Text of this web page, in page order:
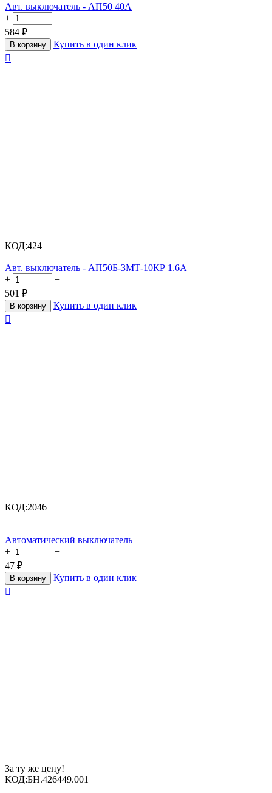
Авт. выключатель - АП50 40А
+
−
584 ₽
В корзину
Купить в один клик

КОД:424
Авт. выключатель - АП50Б-3МТ-10КР 1.6А
+
−
501 ₽
В корзину
Купить в один клик

КОД:2046
Автоматический выключатель
+
−
47 ₽
В корзину
Купить в один клик

За ту же цену!
КОД:БН.426449.001